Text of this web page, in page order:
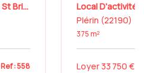
Local D'activités 395 M² St Brieuc
Ref : 558
Plérin (22190)
375 m²
Loyer 33 750 €/